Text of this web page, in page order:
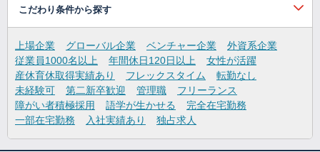
こだわり条件から探す
上場企業 グローバル企業 ベンチャー企業
外資系企業
従業員1000名以上
年間休日120日以上
女性が活躍
産休育休取得実績あり
フレックスタイム
転勤なし
未経験可
第二新卒歓迎 管理職
フリーランス
障がい者積極採用
語学が生かせる
完全在宅勤務
一部在宅勤務
入社実績あり 独占求人